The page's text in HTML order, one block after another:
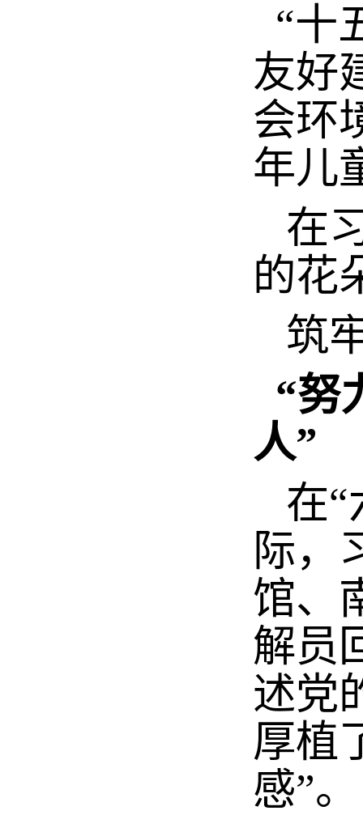
“十
友好
会环
年儿
在
的花
筑
“努
人”
在
际，
馆、
解员
述党
厚植
感”。